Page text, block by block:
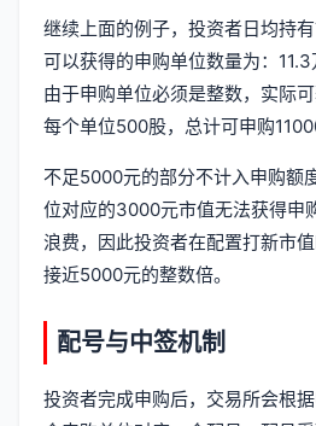
继续上面的例子，投资者日均持
可以获得的申购单位数量为：
由于申购单位必须是整数，实际
每个单位500股，总计可申购
不足5000元的部分不计入申购额
位对应的3000元市值无法获得申
浪费，因此投资者在配置打新市
接近5000元的整数倍。
配号与中签机制
投资者完成申购后，交易所会根